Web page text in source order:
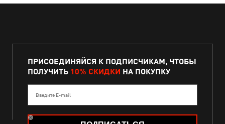
ПРИСОЕДИНЯЙСЯ К ПОДПИСЧИКАМ, ЧТОБЫ
ПОЛУЧИТЬ 10% СКИДКИ НА ПОКУПКУ
Введите E-mail